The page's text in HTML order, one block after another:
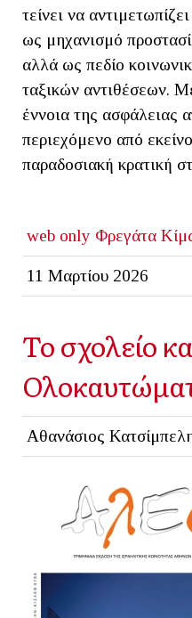
τείνει να
ως μηχανισμό
αλλά ως πεδίο
ταξικών αντιθέσεων.
έννοια της ασφάλειας
περιεχόμενο από
παραδοσιακή κρατική
web only Φρεγάτα
11 Μαρτίου 2026
Το σχολείο
Αθανάσιος